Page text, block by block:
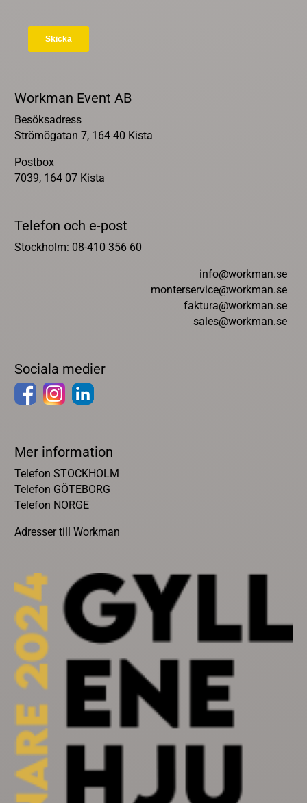
Workman Event AB
Besöksadress
Strömögatan 7, 164 40 Kista
Postbox
7039, 164 07 Kista
Telefon och e-post
Stockholm: 08-410 356 60
info@workman.se
monterservice@workman.se
faktura@workman.se
sales@workman.se
Sociala medier
Mer information
Telefon STOCKHOLM
Telefon GÖTEBORG
Telefon NORGE
Adresser till Workman